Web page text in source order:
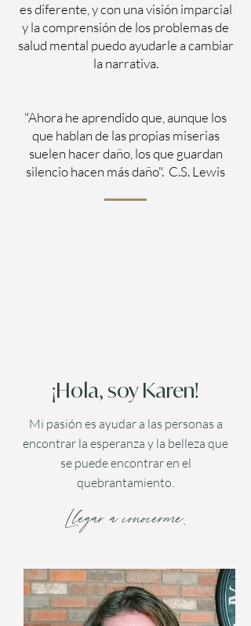
es diferente, y con una visión imparcial
y la comprensión de los problemas de
salud mental puedo ayudarle a cambiar
la narrativa.
"Ahora he aprendido que, aunque los
que hablan de las propias miserias
suelen hacer daño, los que guardan
silencio hacen más daño". C.S. Lewis
¡Hola, soy Karen!
Mi pasión es ayudar a las personas a
encontrar la esperanza y la belleza que
se puede encontrar en el
quebrantamiento.
Llegar a conocerme.